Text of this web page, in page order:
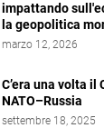
impattando
la geopolitica
marzo 12, 2026
C’era una volta il
NATO–Russia
settembre 18, 2025